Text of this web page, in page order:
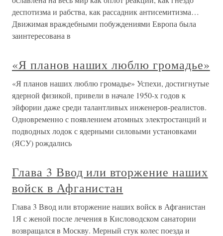
деспотизма и рабства, как рассадник антисемитизма…
Движимая враждебными побуждениями Европа была
заинтересована в
«Я планов наших люблю громадье»
«Я планов наших люблю громадье» Успехи, достигнутые
ядерной физикой, привели в начале 1950-х годов к
эйфории даже среди талантливых инженеров-реалистов.
Одновременно с появлением атомных электростанций и
подводных лодок с ядерными силовыми установками
(ЯСУ) рождались
Глава 3 Ввод или вторжение наших
войск в Афганистан
Глава 3 Ввод или вторжение наших войск в Афганистан
1Я с женой после лечения в Кисловодском санатории
возвращался в Москву. Мерный стук колес поезда и